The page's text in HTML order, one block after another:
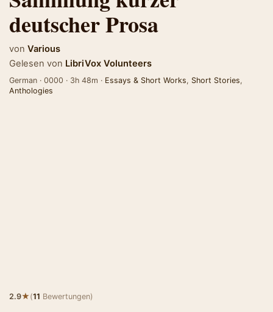
deutscher Prosa
von Various
Gelesen von LibriVox Volunteers
German · 0000 · 3h 48m · Essays & Short Works, Short Stories,
Anthologies
2.9★(11 Bewertungen)